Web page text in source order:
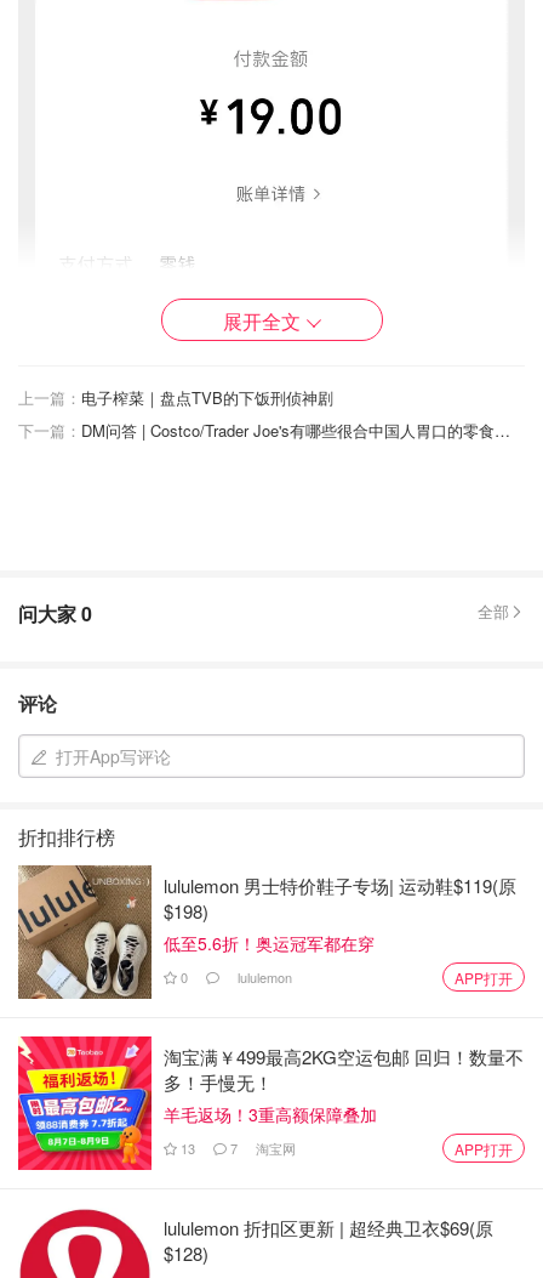
国内现做的新鲜用料的奶茶均价18-19块。连喜茶那种料那
我喝的是经典的奶茶珍珠，奶味新鲜，珍珠给了好多，不是
那么甜，口感很不错，推荐！
喜茶是肯定要尝试的一个品牌。我其实喝了很多种，这里挑
展开全文
上一篇： 电子榨菜｜盘点TVB的下饭刑侦神剧
下一篇：
DM问答 | Costco/Trader Joe's有哪些很合中国人胃口的零食可以推荐一下吗？
问大家0 全部
评论
打开App写评论
折扣排行榜
lululemon 男士特价鞋子专场| 运动鞋$119(原
$198)
低至5.6折！奥运冠军都在穿
0 lululemon APP打开
淘宝满￥499最高2KG空运包邮 回归！数量不
多！手慢无！
羊毛返场！3重高额保障叠加
13 7 淘宝网 APP打开
lululemon 折扣区更新 | 超经典卫衣$69(原
$128)